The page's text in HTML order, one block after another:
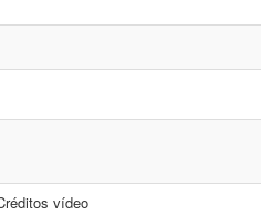
vídeo